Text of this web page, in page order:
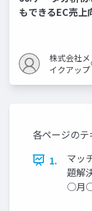
もできるEC売上
株式会社メ
イクアップ
各ページのテ
1.
マッ
題解
○月